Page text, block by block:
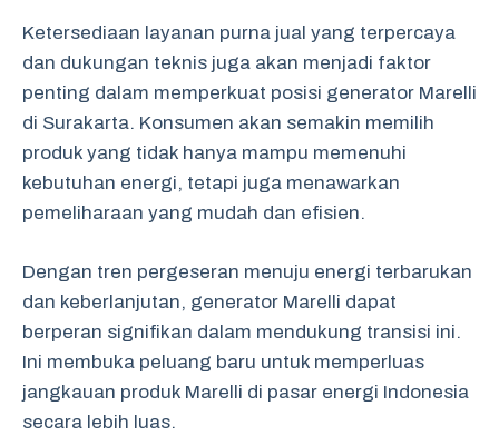
Ketersediaan layanan purna jual yang terpercaya
dan dukungan teknis juga akan menjadi faktor
penting dalam memperkuat posisi generator Marelli
di Surakarta. Konsumen akan semakin memilih
produk yang tidak hanya mampu memenuhi
kebutuhan energi, tetapi juga menawarkan
pemeliharaan yang mudah dan efisien.
Dengan tren pergeseran menuju energi terbarukan
dan keberlanjutan, generator Marelli dapat
berperan signifikan dalam mendukung transisi ini.
Ini membuka peluang baru untuk memperluas
jangkauan produk Marelli di pasar energi Indonesia
secara lebih luas.